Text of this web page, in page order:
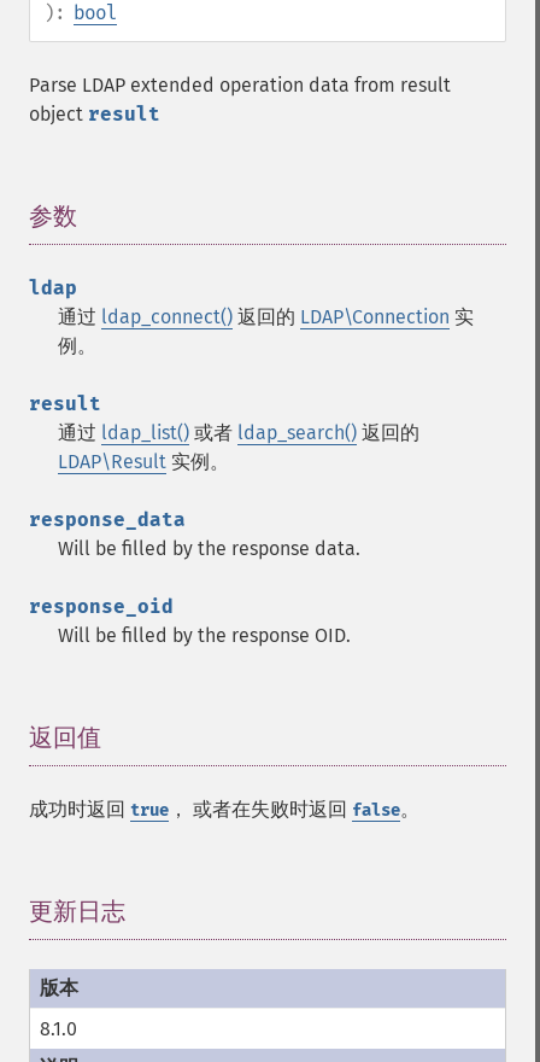
): bool
Parse LDAP extended operation data from result
object result
参数
ldap
通过 ldap_connect() 返回的 LDAP\Connection 实
例。
result
通过 ldap_list() 或者 ldap_search() 返回的
LDAP\Result 实例。
response_data
Will be filled by the response data.
response_oid
Will be filled by the response OID.
返回值
成功时返回 true ， 或者在失败时返回 false。
更新日志
8.1.0